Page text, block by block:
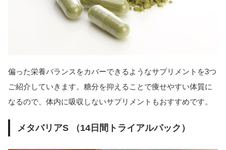
偏った栄養バランスをカバーできるようなサプリメントを3つ
ご紹介していきます。糖分を抑えることで痩せやすい体質に
なるので、体内に吸収しないサプリメントもおすすめです。
メタバリアS （14日間トライアルパック）